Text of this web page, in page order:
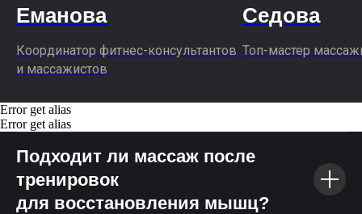
Еманова
Координатор фитнес-консультантов
и массажистов
Седова
Топ-мастер
Error get alias
Error get alias
Подходит ли массаж после
тренировок
для восстановления мышц?